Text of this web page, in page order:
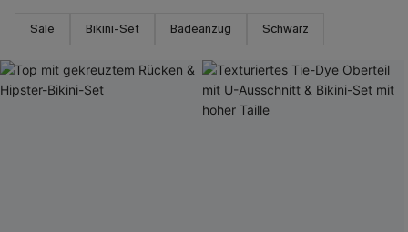
Sale Bikini-Set Badeanzug Schwarz